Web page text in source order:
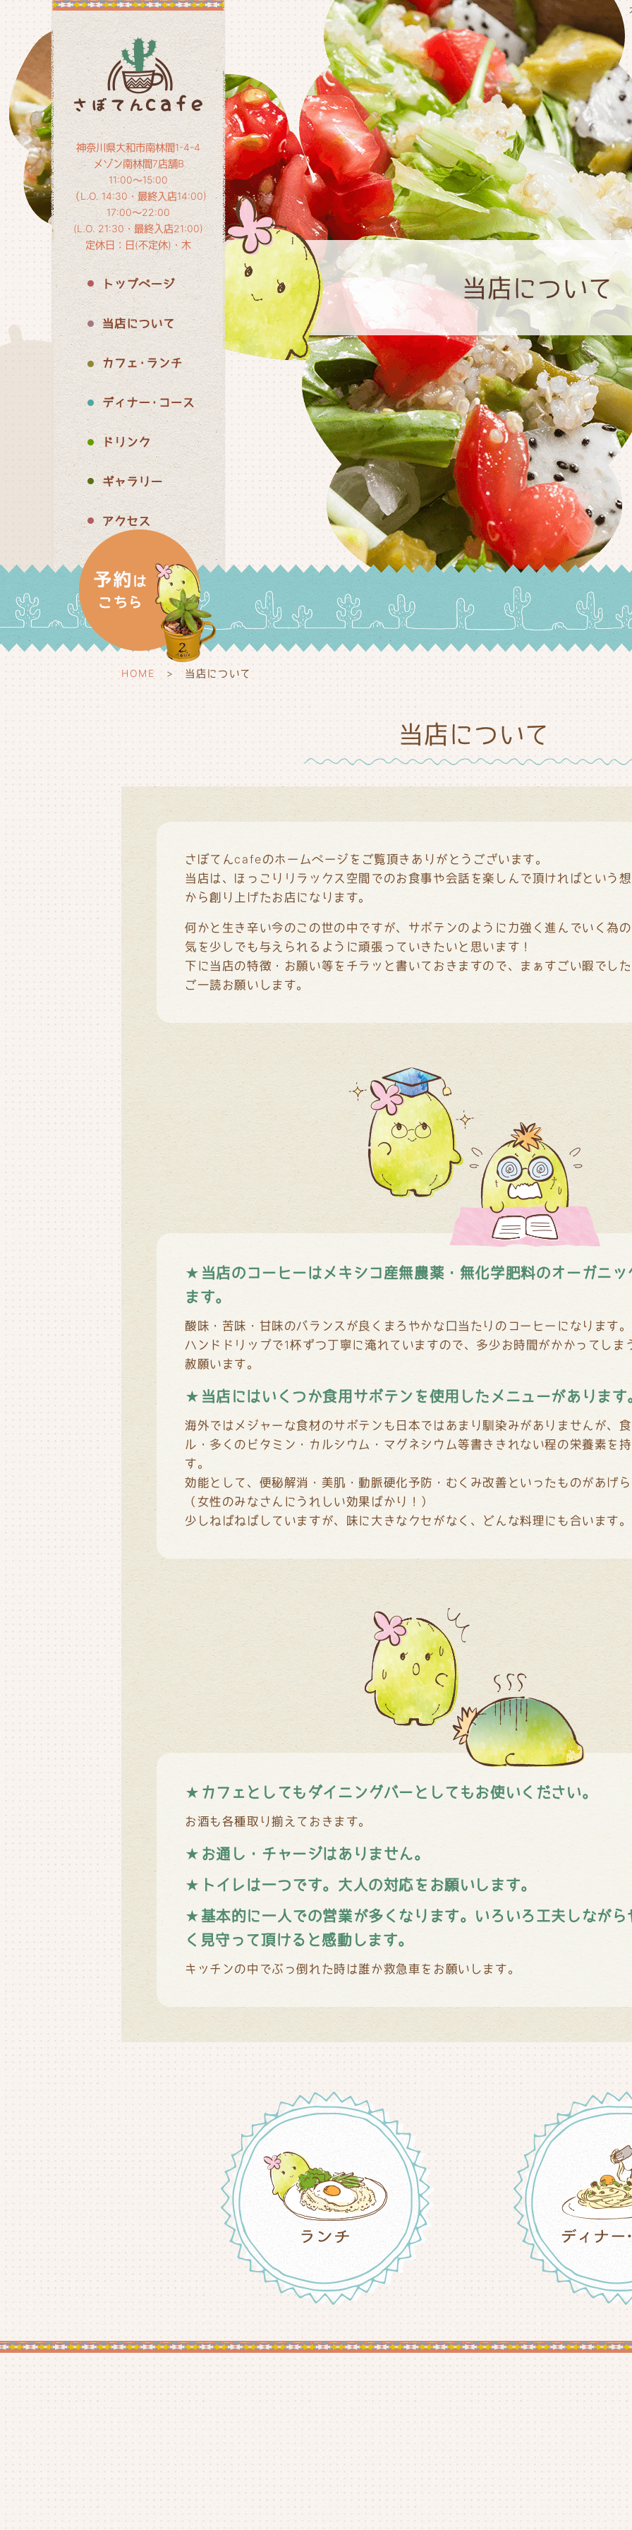
神奈川県大和市南林間1-4-4
メゾン南林間7店舗B
11:00～15:00
（L.O. 14:30・最終入店14:00)
17:00～22:00
(L.O. 21:30・最終入店21:00)
定休日：日(不定休)・木
当店について
HOME 当店について
当店について
さぼてんcafeのホームページをご覧頂きありがとうございます。
当店は、ほっこりリラックス空間でのお食事や会話を楽しんで頂ければという
から創り上げたお店になります。
何かと生き辛い今のこの世の中ですが、サボテンのように力強く進んでいく為
気を少しでも与えられるように頑張っていきたいと思います！
下に当店の特徴・お願い等をチラッと書いておきますので、まぁすごい暇でし
ご一読お願いします。
★当店のコーヒーはメキシコ産無農薬・無化学肥料のオーガニッ
ます。
酸味・苦味・甘味のバランスが良くまろやかな口当たりのコーヒーになります。
ハンドドリップで1杯ずつ丁寧に淹れていますので、多少お時間がかかってしま
赦願います。
★当店にはいくつか食用サボテンを使用したメニューがあります
海外ではメジャーな食材のサボテンも日本ではあまり馴染みがありませんが、
ル・多くのビタミン・カルシウム・マグネシウム等書ききれない程の栄養素を
す。
効能として、便秘解消・美肌・動脈硬化予防・むくみ改善といったものがあげ
（女性のみなさんにうれしい効果ばかり！）
少しねばねばしていますが、味に大きなクセがなく、どんな料理にも合います。
★カフェとしてもダイニングバーとしてもお使いください。
お酒も各種取り揃えておきます。
★お通し・チャージはありません。
★トイレは一つです。大人の対応をお願いします。
★基本的に一人での営業が多くなります。いろいろ工夫しながら
く見守って頂けると感動します。
キッチンの中でぶっ倒れた時は誰か救急車をお願いします。